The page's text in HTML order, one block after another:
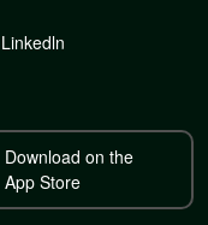
Linkedln
Download on the
App Store